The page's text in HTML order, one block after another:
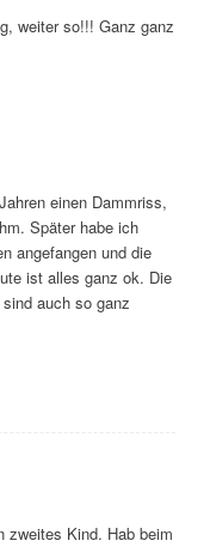
weiter so!!! Ganz ganz
einen Dammriss,
Später habe ich
angefangen und die
ist alles ganz ok. Die
auch so ganz
zweites Kind. Hab beim